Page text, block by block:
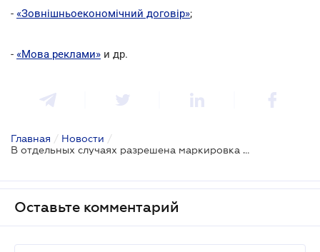
- «Зовнішньоекономічний договір»;
- «Мова реклами» и др.
Главная / Новости /
В отдельных случаях разрешена маркировка фармпродукции на любом языке
Оставьте комментарий